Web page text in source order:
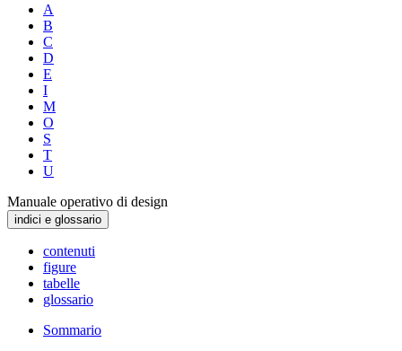
A
B
C
D
E
I
M
O
S
T
U
Manuale operativo di design
indici e glossario
contenuti
figure
tabelle
glossario
Sommario